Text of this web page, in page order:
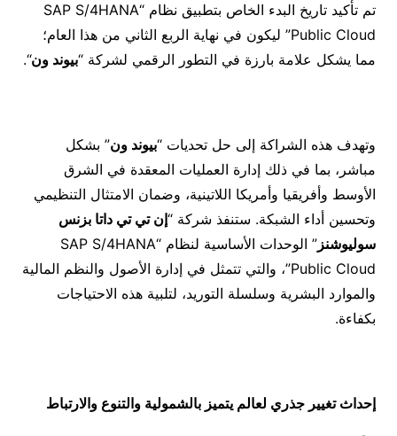
تم تأكيد تاريخ البدء الخاص بتطبيق نظام “SAP S/4HANA
Public Cloud” ليكون في نهاية الربع الثاني من هذا العام؛
مما يشكل علامة بارزة في التطور الرقمي لشركة “بيوند ون“.
وتهدف هذه الشراكة إلى حل تحديات “بيوند ون” بشكل
مباشر، بما في ذلك إدارة العمليات المعقدة في الشرق
الأوسط وأفريقيا وأمريكا اللاتينية، وضمان الامتثال التنظيمي
وتحسين أداء الشبكة. ستنفذ شركة “إن تي تي داتا بزنس
سوليوشنز
” الوحدات الأساسية لنظام “SAP S/4HANA
Public Cloud”، والتي تتمثل في إدارة الأصول والنظم المالية
والموارد البشرية وسلسلة التوريد، لتلبية هذه الاحتياجات
بكفاءة.
إحداث تغيير جذري لعالم يتميز بالشمولية والتنوع والارتباط